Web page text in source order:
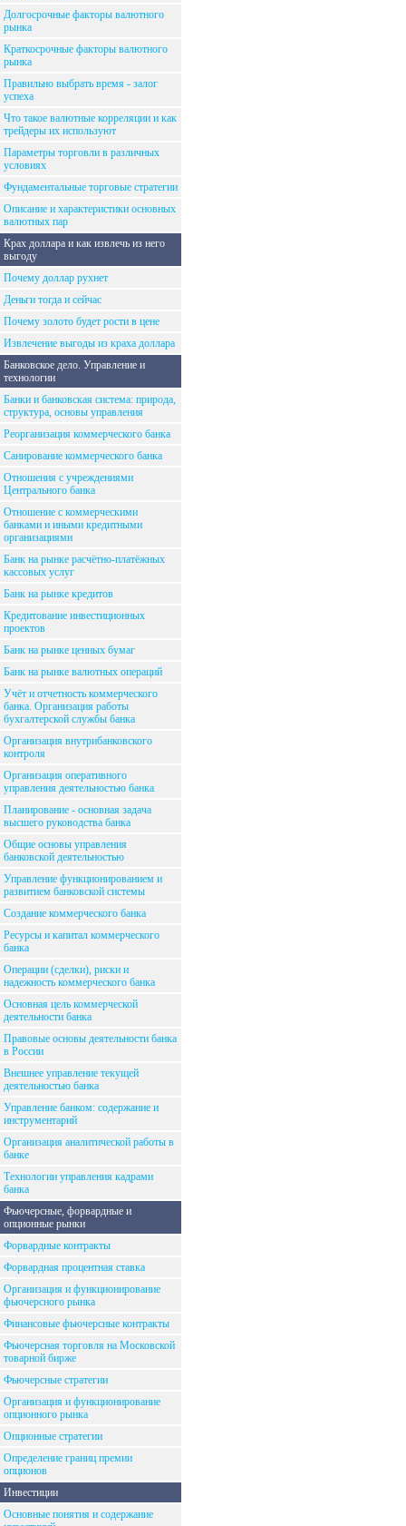
Долгосрочные факторы валютного
рынка
Краткосрочные факторы валютного
рынка
Правильно выбрать время - залог
успеха
Что такое валютные корреляции и как
трейдеры их используют
Параметры торговли в различных
условиях
Фундаментальные торговые стратегии
Описание и характеристики основных
валютных пар
Крах доллара и как извлечь из него
выгоду
Почему доллар рухнет
Деньги тогда и сейчас
Почему золото будет рости в цене
Извлечение выгоды из краха доллара
Банковское дело. Управление и
технологии
Банки и банковская система: природа,
структура, основы управления
Реорганизация коммерческого банка
Санирование коммерческого банка
Отношения с учреждениями
Центрального банка
Отношение с коммерческими
банками и иными кредитными
организациями
Банк на рынке расчётно-платёжных
кассовых услуг
Банк на рынке кредитов
Кредитование инвестиционных
проектов
Банк на рынке ценных бумаг
Банк на рынке валютных операций
Учёт и отчетность коммерческого
банка. Организация работы
бухгалтерской службы банка
Организация внутрибанковского
контроля
Организация оперативного
управления деятельностью банка
Планирование - основная задача
высшего руководства банка
Общие основы управления
банковской деятельностью
Управление функционированием и
развитием банковской системы
Создание коммерческого банка
Ресурсы и капитал коммерческого
банка
Операции (сделки), риски и
надежность коммерческого банка
Основная цель коммерческой
деятельности банка
Правовые основы деятельности банка
в России
Внешнее управление текущей
деятельностью банка
Управление банком: содержание и
инструментарий
Организация аналитической работы в
банке
Технологии управления кадрами
банка
Фьючерсные, форвардные и
опционные рынки
Форвардные контракты
Форвардная процентная ставка
Организация и функционирование
фьючерсного рынка
Финансовые фьючерсные контракты
Фьючерсная торговля на Московской
товарной бирже
Фьючерсные стратегии
Организация и функционирование
опционного рынка
Опционные стратегии
Определение границ премии
опционов
Инвестиции
Основные понятия и содержание